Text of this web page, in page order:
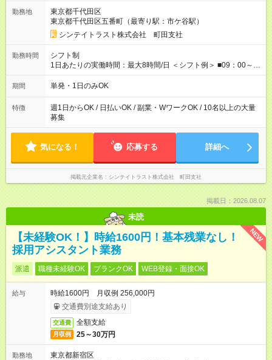
⇒希望をお聞かせください♪ ■各種資格手当あり ■残業手当あり ■
日給保障あり └早く終わっても”全額”支給！ ・－・－・ ≪ 法定
研修 ≫ 研修時の給与： 日給10，000円×3日間（24時間） ＝研
修費として合計30，000円支給 ＋交通費全額支給 ※規定あり
【試用期間】試用期間なし
勤務地
東京都千代田区
東京都千代田区五番町（最寄り駅：市ケ谷駅）
シンテイトラスト株式会社 町田支社
勤務時間
シフト制
1日あたりの実働時間：最大8時間/日 ＜シフト例＞ ■09：00～
18：00 ■20：00～翌5：00 など！ 上記時間内で、 実働8時
間・休憩1時間／日
期間 単発・1日のみOK
特徴
週1日からOK / 日払いOK / 副業・WワークOK / 10名以上の大量
募集
気になる！ 応募する 詳細へ
掲載元企業名 シンテイトラスト株式会社 町田支社
掲載日：2026.08.07
未読
NEW
【未経験OK！】時給1600円！基本残業なし！
採用アシスタント業務
派遣 職種未経験OK ブランクOK WEB登録・面接OK
給与
時給1600円 月収例 256,000円
交通費別途支給あり
交通費 全額支給
月収例 25～30万円
勤務地
東京都新宿区